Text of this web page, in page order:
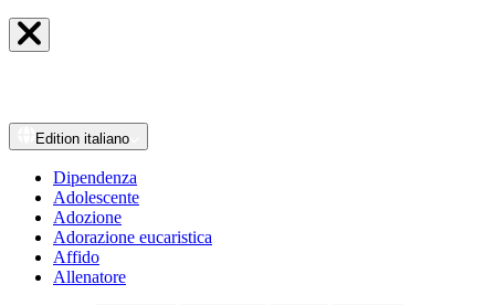
Edition italiano
Dipendenza
Adolescente
Adozione
Adorazione eucaristica
Affido
Allenatore